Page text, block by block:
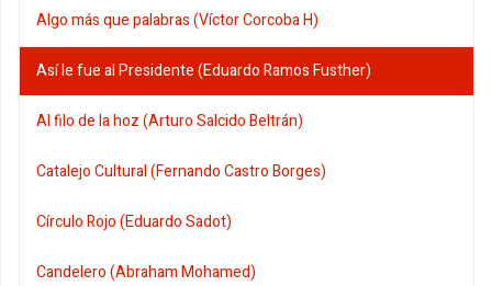
Algo más que palabras (Víctor Corcoba H)
Así le fue al Presidente (Eduardo Ramos Fusther)
Al filo de la hoz (Arturo Salcido Beltrán)
Catalejo Cultural (Fernando Castro Borges)
Círculo Rojo (Eduardo Sadot)
Candelero (Abraham Mohamed)